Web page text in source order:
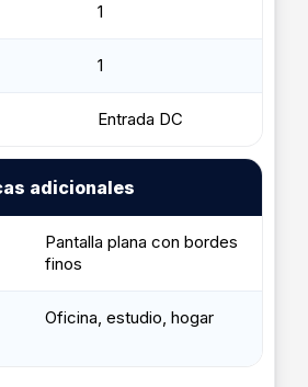
1
1
Entrada DC
adicionales
Pantalla plana con bordes
finos
Oficina, estudio, hogar